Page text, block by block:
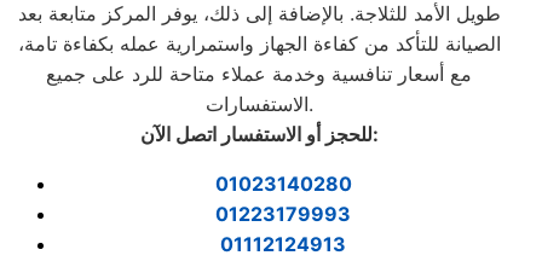
طويل الأمد للثلاجة. بالإضافة إلى ذلك، يوفر المركز متابعة بعد
الصيانة للتأكد من كفاءة الجهاز واستمرارية عمله بكفاءة تامة،
مع أسعار تنافسية وخدمة عملاء متاحة للرد على جميع
الاستفسارات.
للحجز أو الاستفسار اتصل الآن:
01023140280
01223179993
01112124913